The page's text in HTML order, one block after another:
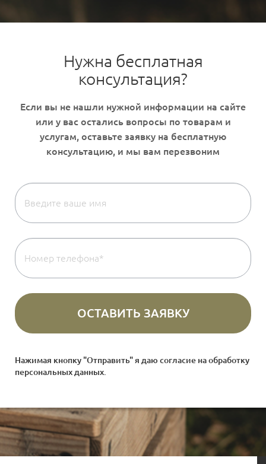
Нужна бесплатная
консультация?
Нажимая кнопку "Отправить" я даю согласие наобработку
персональных данных